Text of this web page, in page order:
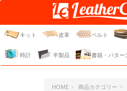
レザークラフト
ジェーピー
キット 皮革 ベルト
時計 半製品 書籍・パター
HOME 商品カテゴリー